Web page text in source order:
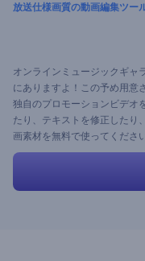
放送仕様画質の動画編集ツー
オンラインミュージックギャ
にありますよ！この予め用意
独自のプロモーションビデオ
たり、テキストを修正したり
画素材を無料で使ってください